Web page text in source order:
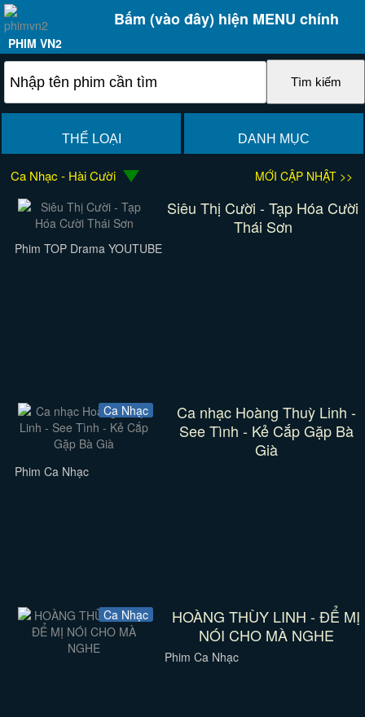
Bấm (vào đây) hiện MENU chính
PHIM VN2
THỂ LOẠI DANH MỤC
Ca Nhạc - Hài Cười MỚI CẬP NHẬT >>
Siêu Thị Cười - Tạp Hóa Cười
Thái Sơn
Phim TOP Drama YOUTUBE
Ca Nhạc
Ca nhạc Hoàng Thuỳ Linh -
See Tình - Kẻ Cắp Gặp Bà
Già
Phim Ca Nhạc
Ca Nhạc
HOÀNG THÙY LINH - ĐỂ MỊ
NÓI CHO MÀ NGHE
Phim Ca Nhạc